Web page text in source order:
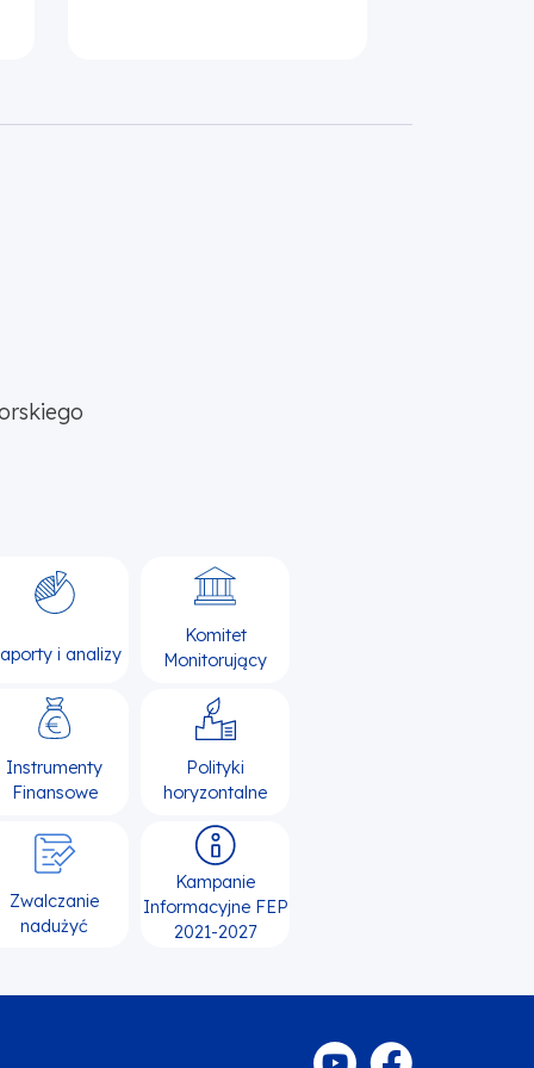
i analizy
Komitet
Monitorujący
Instrumenty
Finansowe
Polityki
horyzontalne
Zwalczanie
nadużyć
Kampanie
Informacyjne FEP
2021-2027